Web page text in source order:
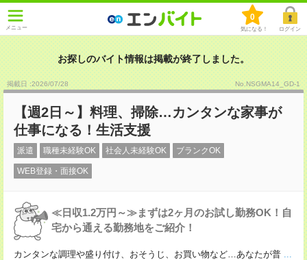
メニュー
0
気になる！ ログイン
お探しのバイト情報は掲載が終了しました。
掲載日 :2026/07/28 No.NSGMA14_GD-1
【週2日～】料理、掃除…カンタンな家事が
仕事になる！生活支援
派遣 職種未経験OK 社会人未経験OK ブランクOK
WEB登録・面接OK
≪日収1.2万円～≫まずは2ヶ月のお試し勤務OK！自
宅から通える勤務地をご紹介！
カンタンな調理や盛り付け、おそうじ、お買い物など…あなたが普 ...